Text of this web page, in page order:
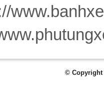
© Copyright